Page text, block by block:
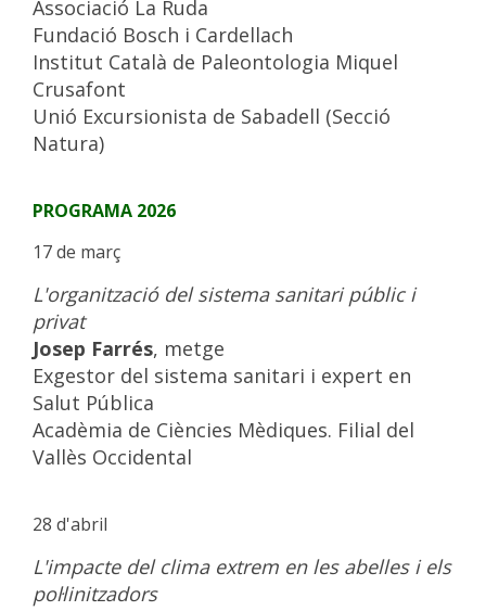
Associació La Ruda
Fundació Bosch i Cardellach
Institut Català de Paleontologia Miquel
Crusafont
Unió Excursionista de Sabadell (Secció
Natura)
PROGRAMA 2026
17 de març
L'organització del sistema sanitari públic i
privat
Josep Farrés, metge
Exgestor del sistema sanitari i expert en
Salut Pública
Acadèmia de Ciències Mèdiques. Filial del
Vallès Occidental
28 d'abril
L'impacte del clima extrem en les abelles i els
pol·linitzadors